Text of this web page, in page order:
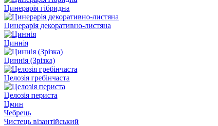
Цинерарія гібридна
Цинерарія декоративно-листяна
Циннія
Циннія (Зрізка)
Целозія гребінчаста
Целозія периста
Цмин
Чебрець
Чистець візантійський